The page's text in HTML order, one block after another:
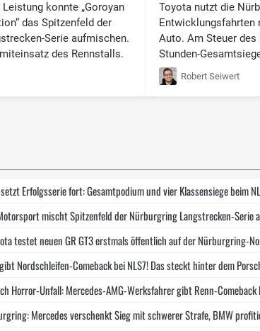
konnte „Goroyan
das Spitzenfeld der
Serie aufmischen.
des Rennstalls.
Toyota nutzt die
Entwicklungsfahrten
Auto. Am Steuer des
Stunden-
Robert Seiwert
setzt Erfolgsserie fort: Gesamtpodium und vier Klassensiege beim
mischt Spitzenfeld der Nürburgring Langstrecken-Serie
testet neuen GR GT3 erstmals öffentlich auf der Nürburgring-
Nordschleifen-Comeback bei NLS7! Das steckt hinter dem
Horror-Unfall: Mercedes-AMG-Werksfahrer gibt Renn-Comeback
Mercedes verschenkt Sieg mit schwerer Strafe, BMW